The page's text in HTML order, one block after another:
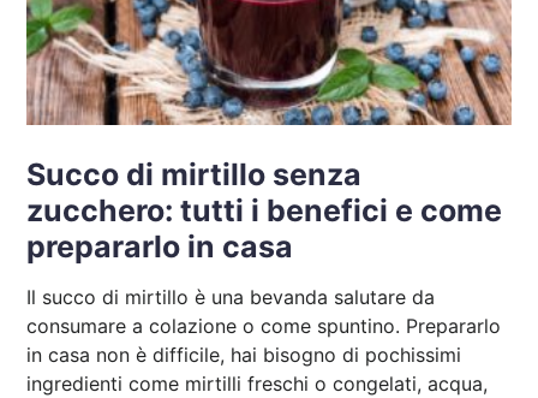
Succo di mirtillo senza
zucchero: tutti i benefici e come
prepararlo in casa
Il succo di mirtillo è una bevanda salutare da
consumare a colazione o come spuntino. Prepararlo
in casa non è difficile, hai bisogno di pochissimi
ingredienti come mirtilli freschi o congelati, acqua,